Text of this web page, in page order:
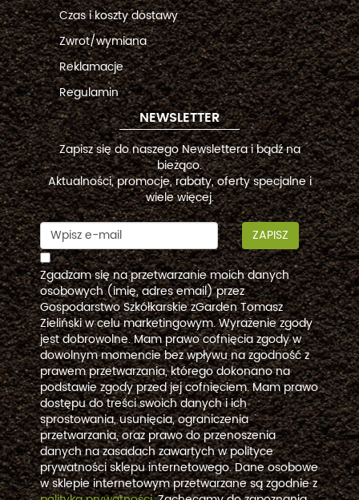
Czas i koszty dostawy
Zwrot/wymiana
Reklamacje
Regulamin
NEWSLETTER
Zapisz się do naszego Newslettera i bądź na
bieżąco.
Aktualności, promocje, rabaty, oferty specjalne i
wiele więcej.
ZAPISZ
Zgadzam się na przetwarzanie moich danych
osobowych (imię, adres email) przez
Gospodarstwo Szkółkarskie zGarden Tomasz
Zieliński w celu marketingowym. Wyrażenie zgody
jest dobrowolne. Mam prawo cofnięcia zgody w
dowolnym momencie bez wpływu na zgodność z
prawem przetwarzania, którego dokonano na
podstawie zgody przed jej cofnięciem. Mam prawo
dostępu do treści swoich danych i ich
sprostowania, usunięcia, ograniczenia
przetwarzania, oraz prawo do przenoszenia
danych na zasadach zawartych w polityce
prywatności sklepu internetowego. Dane osobowe
w sklepie internetowym przetwarzane są zgodnie z